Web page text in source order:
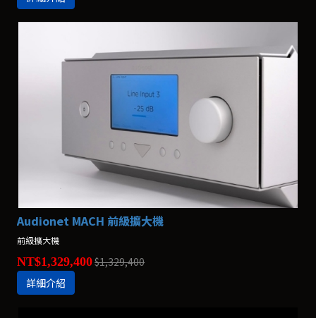
Audionet MACH 前級擴大機
前級擴大機
NT$1,329,400$1,329,400
詳細介紹